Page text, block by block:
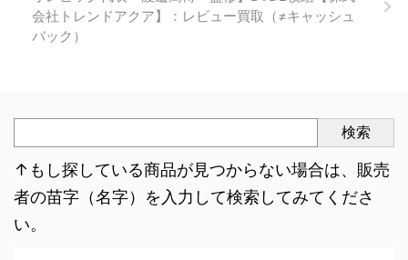
会社トレンドアクア】：レビュー買取（≠キャッシュ
バック）
検索
↑もし探している商品が見つからない場合は、販売
者の苗字（名字）を入力して検索してみてくださ
い。